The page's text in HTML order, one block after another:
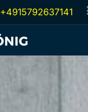
+4915792637141